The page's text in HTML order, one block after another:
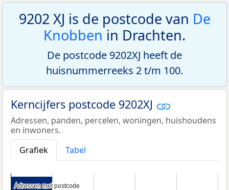
9202 XJ is de postcode van De
Knobben in Drachten.
De postcode 9202XJ heeft de
huisnummerreeks 2 t/m 100.
Kerncijfers postcode 9202XJ
Adressen, panden, percelen, woningen, huishoudens
en inwoners.
Grafiek
Tabel
Adressen met postcode
Adressen met postcode